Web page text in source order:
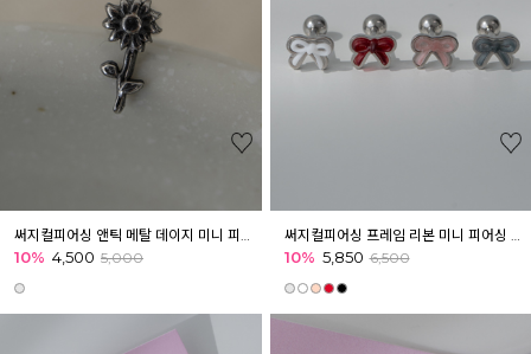
10% 4,500 5,000 10% 5,850 6,500